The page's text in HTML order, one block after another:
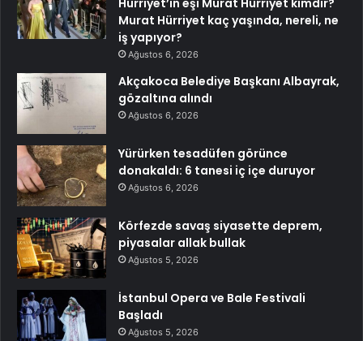
Murat Hürriyet kaç yaşında, nereli, ne
iş yapıyor?
Ağustos 6, 2026
Akçakoca Belediye Başkanı Albayrak,
gözaltına alındı
Ağustos 6, 2026
Yürürken tesadüfen görünce
donakaldı: 6 tanesi iç içe duruyor
Ağustos 6, 2026
Körfezde savaş siyasette deprem,
piyasalar allak bullak
Ağustos 5, 2026
İstanbul Opera ve Bale Festivali
Başladı
Ağustos 5, 2026